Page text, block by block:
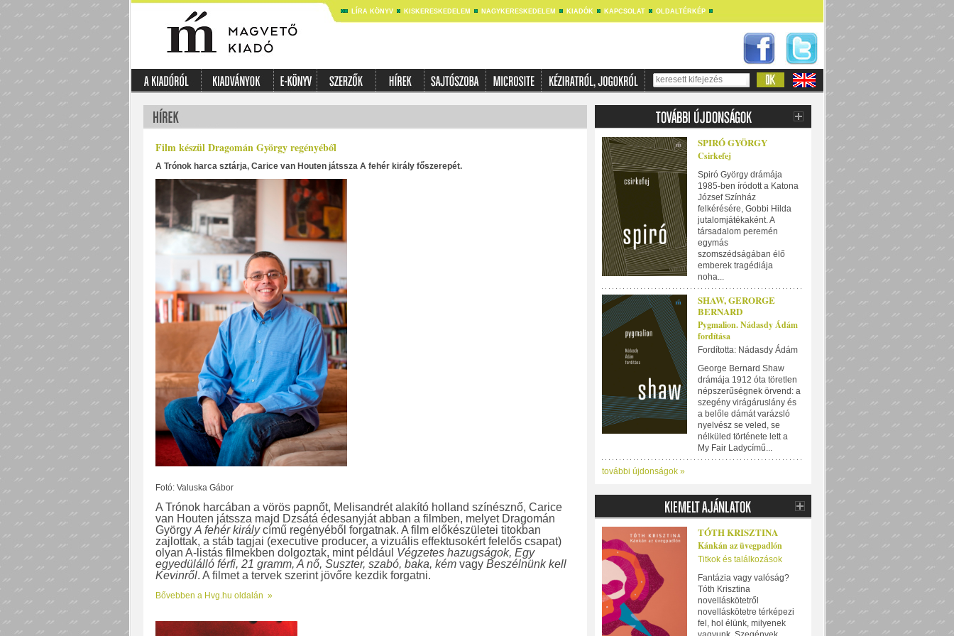
LÍRA KÖNYV KISKERESKEDELEM NAGYKERESKEDELEM KIADÓK KAPCSOLAT OLDALTÉRKÉP
Film készül Dragomán György regényéből
A Trónok harca sztárja, Carice van Houten játssza A fehér király főszerepét.
Fotó: Valuska Gábor
A Trónok harcában a vörös papnőt, Melisandrét alakító holland színésznő, Carice
van Houten játssza majd Dzsátá édesanyját abban a filmben, melyet Dragomán
György A fehér királycímű regényéből forgatnak. A film előkészületei titokban
zajlottak, a stáb tagjai (executive producer, a vizuális effektusokért felelős csapat)
olyan A-listás filmekben dolgoztak, mint például Végzetes hazugságok, Egy
egyedülálló férfi, 21 gramm, A nő, Suszter, szabó, baka, kémvagy Beszélnünk kell
Kevinről. A filmet a tervek szerint jövőre kezdik forgatni.
Bővebben a Hvg.hu oldalán »
SPIRÓ GYÖRGY
Csirkefej
Spiró György drámája
1985-ben íródott a Katona
József Színház
felkérésére, Gobbi Hilda
jutalomjátékaként. A
társadalom peremén
egymás
szomszédságában élő
emberek tragédiája
noha...
SHAW, GERORGE
BERNARD
Pygmalion. Nádasdy Ádám
fordítása
Fordította: Nádasdy Ádám
George Bernard Shaw
drámája 1912 óta töretlen
népszerűségnek örvend: a
szegény virágáruslány és
a belőle dámát varázsló
nyelvész se veled, se
nélküled története lett a
My Fair Ladycímű...
további újdonságok »
TÓTH KRISZTINA
Kánkán az üvegpadlón
Titkok és találkozások
Fantázia vagy valóság?
Tóth Krisztina
novelláskötetről
novelláskötetre térképezi
fel, hol élünk, milyenek